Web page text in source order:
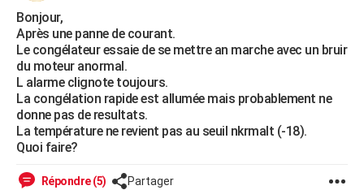
Mobiles
Meilleur smartphone
Internet
Ordinateurs
Jeux vidéo
Guide high-tech
+BRICOLAGE
Forum
Aménagement intérieur
Extérieur
Cuisine
Salle de bains
Jardinage
Rangement
WEEK-END
Guides de France
Escapades
Patrimoine
Expositions
Musées
Week-end nature
+LIFESTYLE
Art de vivre
Bien-être
Loisirs
Mode
Modes de vie
SANTE
Alimentation
Guide de la santé
Maladies
Médicaments
Sommeil
Bonjour,
Après une panne de courant.
Le congélateur essaie de se mettre an marche avec un bruir
du moteur anormal.
L alarme clignote toujours.
La congélation rapide est allumée mais probablement ne
donne pas de resultats.
La température ne revient pas au seuil nkrmalt (-18).
Quoi faire?
Répondre (5) Partager